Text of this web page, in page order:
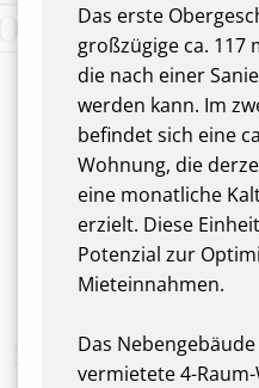
Das erste
großzügige ca. 117
die nach einer
werden kann. Im
befindet sich eine
Wohnung, die
eine monatliche
erzielt. Diese
Potenzial zur
Mieteinnahmen.
Das
vermietete 4-